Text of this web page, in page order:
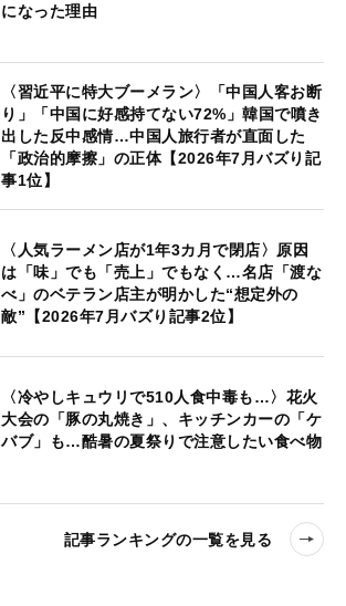
になった理由
〈習近平に特大ブーメラン〉「中国人客お断
り」「中国に好感持てない72%」韓国で噴き
出した反中感情…中国人旅行者が直面した
「政治的摩擦」の正体【2026年7月バズり記
事1位】
〈人気ラーメン店が1年3カ月で閉店〉原因
は「味」でも「売上」でもなく…名店「渡な
べ」のベテラン店主が明かした“想定外の
敵”【2026年7月バズり記事2位】
〈冷やしキュウリで510人食中毒も…〉花火
大会の「豚の丸焼き」、キッチンカーの「ケ
バブ」も…酷暑の夏祭りで注意したい食べ物
記事ランキングの一覧を見る